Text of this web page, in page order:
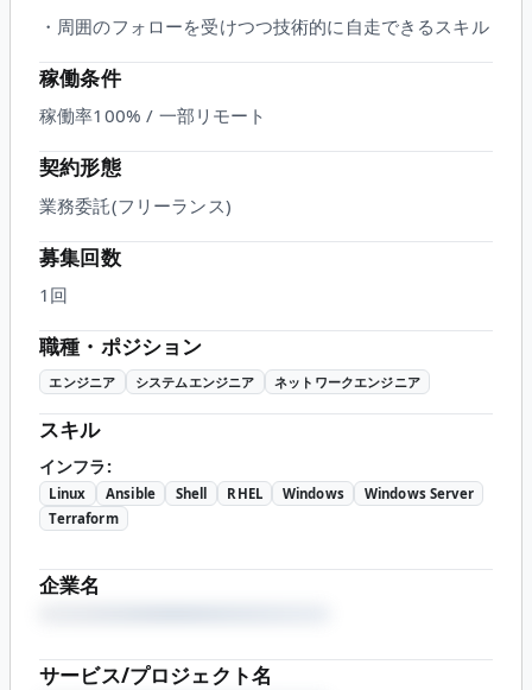
・周囲のフォローを受けつつ技術的に自走できるスキル
稼働条件
稼働率100% / 一部リモート
契約形態
業務委託(フリーランス)
募集回数
1回
職種・ポジション
エンジニア システムエンジニア ネットワークエンジニア
スキル
インフラ:
Linux Ansible Shell RHEL Windows
Windows Server
Terraform
企業名
サービス/プロジェクト名